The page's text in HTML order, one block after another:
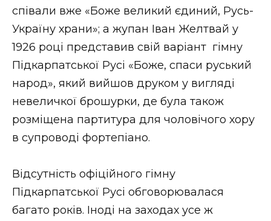
співали вже «Боже великий єдиний, Русь-
Україну храни»; а жупан Іван Желтвай у
1926 році представив свій варіант гімну
Підкарпатської Русі «Боже, спаси руський
народ», який вийшов друком у вигляді
невеличкої брошурки, де була також
розміщена партитура для чоловічого хору
в супроводі фортепіано.
Відсутність офіційного гімну
Підкарпатської Русі обговорювалася
багато років. Іноді на заходах усе ж